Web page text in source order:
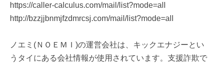
https://caller-calculus.com/mail/list?mode=all
http://bzzjjbnmjfzdmrcsj.com/mail/list?mode=all
ノエミ(ＮＯＥＭＩ)の運営会社は、キックエナジーとい
うタイにある会社情報が使用されています。支援詐欺で